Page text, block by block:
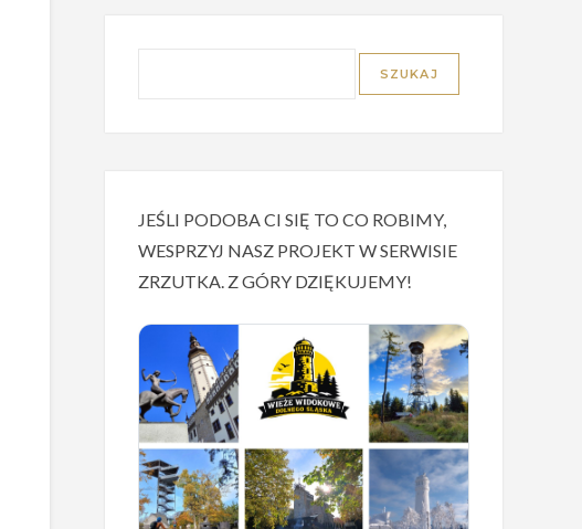
JEŚLI PODOBA CI SIĘ TO CO ROBIMY,
WESPRZYJ NASZ PROJEKT W SERWISIE
ZRZUTKA. Z GÓRY DZIĘKUJEMY!